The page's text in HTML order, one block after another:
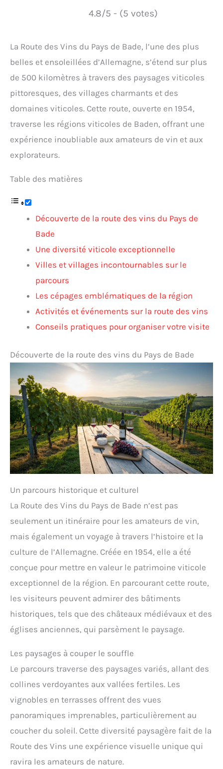
4.8/5 - (5 votes)
La Route des Vins du Pays de Bade, l’une des plus
belles et ensoleillées d’Allemagne, s’étend sur plus
de 500 kilomètres à travers des paysages viticoles
pittoresques, des villages charmants et des
domaines viticoles. Cette route, ouverte en 1954,
traverse les régions viticoles de Baden, offrant une
expérience inoubliable aux amateurs de vin et aux
explorateurs.
Table des matières
Découverte de la route des vins du Pays de
Bade
Une diversité viticole exceptionnelle
Villes et villages incontournables sur le
parcours
Les cépages emblématiques de la région
Activités et événements sur la route des vins
Conseils pratiques pour organiser votre visite
Découverte de la route des vins du Pays de Bade
Un parcours historique et culturel
La Route des Vins du Pays de Bade n’est pas
seulement un itinéraire pour les amateurs de vin,
mais également un voyage à travers l’histoire et la
culture de l’Allemagne. Créée en 1954, elle a été
conçue pour mettre en valeur le patrimoine viticole
exceptionnel de la région. En parcourant cette route,
les visiteurs peuvent admirer des bâtiments
historiques, tels que des châteaux médiévaux et des
églises anciennes, qui parsèment le paysage.
Les paysages à couper le souffle
Le parcours traverse des paysages variés, allant des
collines verdoyantes aux vallées fertiles. Les
vignobles en terrasses offrent des vues
panoramiques imprenables, particulièrement au
coucher du soleil. Cette diversité paysagère fait de la
Route des Vins une expérience visuelle unique qui
ravira les amateurs de nature.